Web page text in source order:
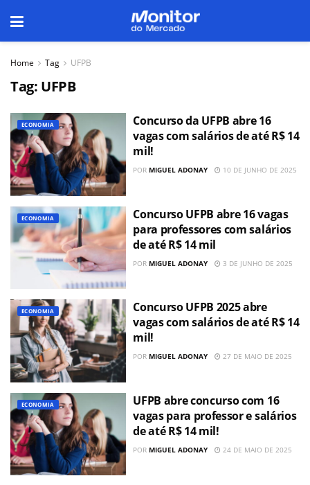
Home Tag UFPB
Tag: UFPB
ECONOMIA
Concurso da UFPB abre 16
vagas com salários de até R$ 14
mil!
POR MIGUEL ADONAY 10 DE JUNHO DE 2025
ECONOMIA
Concurso UFPB abre 16 vagas
para professores com salários
de até R$ 14 mil
POR MIGUEL ADONAY 3 DE JUNHO DE 2025
ECONOMIA
Concurso UFPB 2025 abre
vagas com salários de até R$ 14
mil!
POR MIGUEL ADONAY 27 DE MAIO DE 2025
ECONOMIA
UFPB abre concurso com 16
vagas para professor e salários
de até R$ 14 mil!
POR MIGUEL ADONAY 24 DE MAIO DE 2025